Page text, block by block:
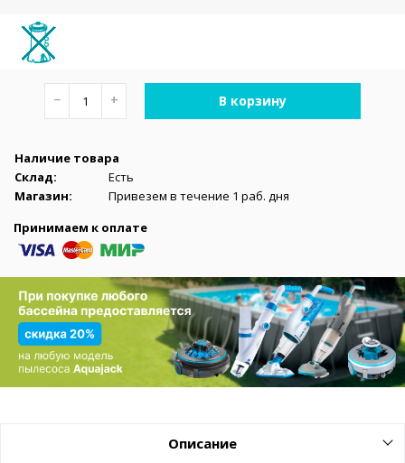
− + В корзину
Наличие товара
Склад:
Есть
Магазин:
Привезем в течение 1 раб. дня
Принимаем к оплате
Описание